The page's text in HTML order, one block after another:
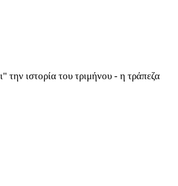
την ιστορία του τριμήνου - η τράπεζα